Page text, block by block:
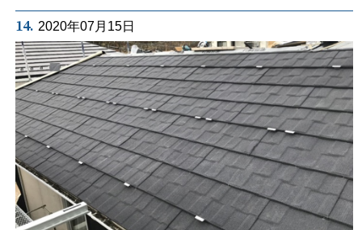
14. 2020年07月15日